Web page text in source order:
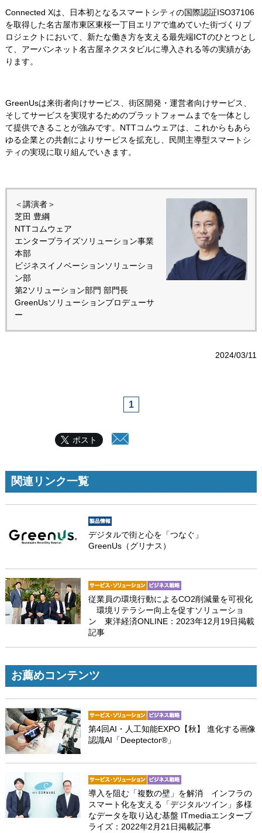
Connected Xは、日本初となるスマートシティの国際認証ISO37106
を取得した名古屋市東区東桜一丁目エリアで進めていた街づくりプ
ロジェクトにおいて、新たな働き方を支える最先端ICTのひとつとし
て、アーバンネット名古屋ネクスタビルに導入される等の実績があ
ります。
GreenUsは来街者向けサービス、街区開発・運営者向けサービス、
そしてサービスを実現するためのプラットフォームまでを一体とし
て提供できることが強みです。NTTコムウェアは、これからもあら
ゆる企業との共創によりサービスを拡充し、民間主導型スマートシ
ティの実現に取り組んでいきます。
＜講演者＞
芝田 豊綱
NTTコムウェア
エンタープライズソリューション事業
本部
ビジネスイノベーションソリューショ
ン部
第2ソリューション部門 部門長
GreenUsソリューションプロデューサ
ー
2024/03/11
1
ポスト
関連リンク一覧
デジタルで街と心を「つなぐ」
GreenUs（グリナス）
従業員の環境行動によるCO2削減量を可視化
環境リテラシー向上を促すソリューショ
ン 東洋経済ONLINE：2023年12月19日掲載
記事
お薦めコンテンツ
第4回AI・人工知能EXPO【秋】 進化する画像
認識AI「Deeptector®」
導入を阻む「複数の壁」を解消 インフラの
スマート化を支える「デジタルツイン」多様
なデータを取り込む基盤 ITmediaエンタープ
ライズ：2022年2月21日掲載記事